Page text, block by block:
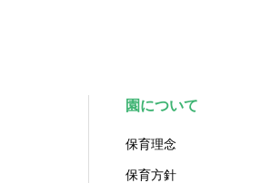
園について
保育理念
保育方針